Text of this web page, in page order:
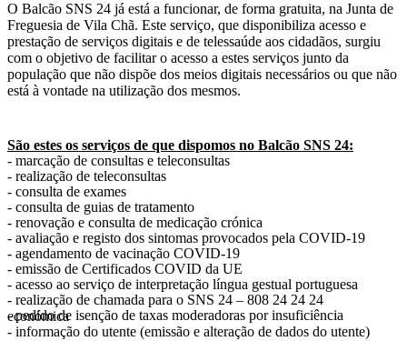
O Balcão SNS 24 já está a funcionar, de forma gratuita, na Junta de
Freguesia de Vila Chã. Este serviço, que disponibiliza acesso e
prestação de serviços digitais e de telessaúde aos cidadãos, surgiu
com o objetivo de facilitar o acesso a estes serviços junto da
população que não dispõe dos meios digitais necessários ou que não
está à vontade na utilização dos mesmos.
São estes os serviços de que dispomos no Balcão SNS 24:
- marcação de consultas e teleconsultas
- realização de teleconsultas
- consulta de exames
- consulta de guias de tratamento
- renovação e consulta de medicação crónica
- avaliação e registo dos sintomas provocados pela COVID-19
- agendamento de vacinação COVID-19
- emissão de Certificados COVID da UE
- acesso ao serviço de interpretação língua gestual portuguesa
- realização de chamada para o SNS 24 – 808 24 24 24
- pedido de isenção de taxas moderadoras por insuficiência económica
- informação do utente (emissão e alteração de dados do utente)